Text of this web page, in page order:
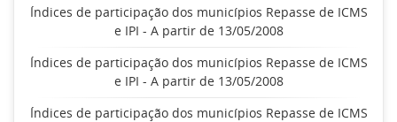
Índices de participação dos municípios Repasse de ICMS
e IPI - A partir de 13/05/2008
Índices de participação dos municípios Repasse de ICMS
e IPI - A partir de 13/05/2008
Índices de participação dos municípios Repasse de ICMS